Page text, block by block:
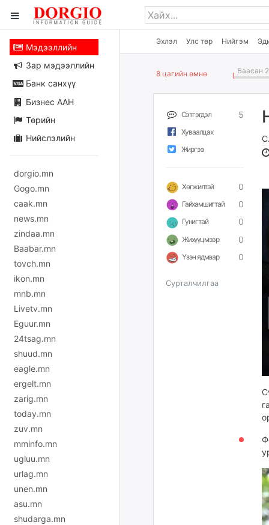
Эхлэл Улс төр Нийгэм
Мэдээллийн
Зар мэдээллийн
Банк санхүү
Бизнес ААН
Төрийн
Нийслэлийн
dorgio.mn
Gogo.mn
caak.mn
news.mn
zindaa.mn
Baabar.mn
tovch.mn
ikon.mn
mnb.mn
Livetv.mn
Eguur.mn
24tsag.mn
shuud.mn
eagle.mn
ergelt.mn
zarig.mn
today.mn
zuv.mn
mminfo.mn
ugluu.mn
urlag.mn
unen.mn
asu.mn
shudarga.mn
8 цагийн өмнө Баасан
Сэтгэгдэл 5
Хуваалцах
Жиргээ
Хөгжилтэй 0
Гайхамшигтай 0
Гунигтай 0
Жихүүцмээр 0
Үзэн ядмаар 0
Сурталчилгаа